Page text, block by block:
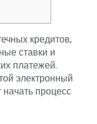
кредитов,
ставки и
платежей.
электронный
процесс